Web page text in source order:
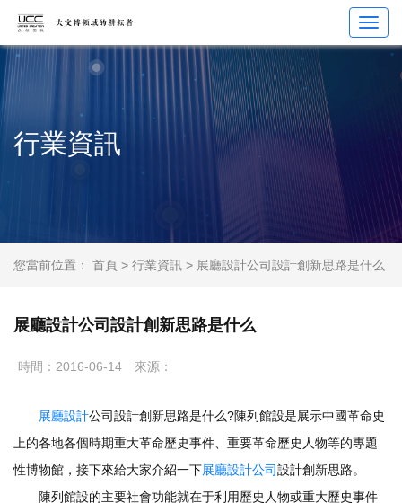
行業資訊
您當前位置： 首頁 > 行業資訊 > 展廳設計公司設計創新思路是什么
展廳設計公司設計創新思路是什么
時間：2016-06-14 來源：
展廳設計公司設計創新思路是什么?陳列館設是展示中國革命史
上的各地各個時期重大革命歷史事件、重要革命歷史人物等的專題
性博物館，接下來給大家介紹一下展廳設計公司設計創新思路。
陳列館設的主要社會功能就在于利用歷史人物或重大歷史事件